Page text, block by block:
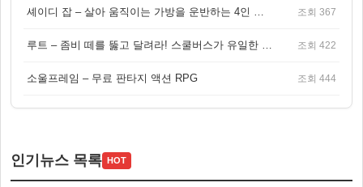
셰이디 잡 – 살아 움직이는 가방을 운반하는 4인 협동 물리 어드벤처 게임 조회 367
루트 – 좀비 떼를 뚫고 달려라! 스쿨버스가 유일한 집이 되는 4인 협동 생존 게임 조회 422
소울프레임 – 무료 판타지 액션 RPG 조회 444
인기뉴스 목록 HOT